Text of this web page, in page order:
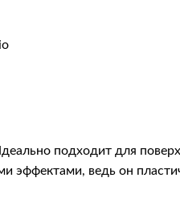
подходит для
эффектами, ведь он